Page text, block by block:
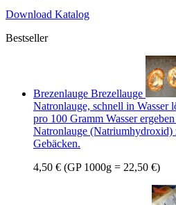
Download Katalog
Bestseller
Brezenlauge Brezellauge
Natronlauge, schnell in Wasser
pro 100 Gramm Wasser
Natronlauge (Natriumhydroxid)
Gebäcken.
4,50 € (GP 1000g = 22,50 €)